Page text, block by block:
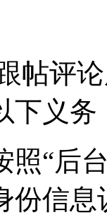
帖评
下义务
照“后
份信